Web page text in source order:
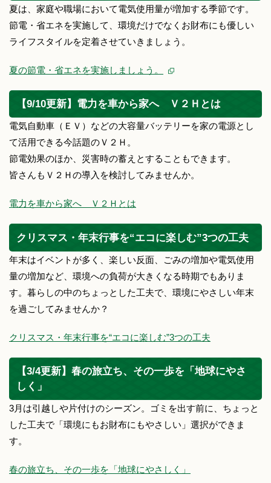
夏は、家庭や職場において電気使用量が増加する季節です。
節電・省エネを実施して、環境だけでなくお財布にも優しい
ライフスタイルを定着させていきましょう。
夏の節電・省エネを実施しましょう。
【9/10更新】電力を車から家へ Ｖ２Ｈとは
電気自動車（ＥＶ）などの大容量バッテリーを家の電源とし
て活用できる今話題のＶ２Ｈ。
節電効果のほか、災害時の蓄えとすることもできます。
皆さんもＶ２Ｈの導入を検討してみませんか。
電力を車から家へ Ｖ２Ｈとは
クリスマス・年末行事を“エコに楽しむ”3つの工夫
年末はイベントが多く、楽しい反面、ごみの増加や電気使用
量の増加など、環境への負荷が大きくなる時期でもありま
す。暮らしの中のちょっとした工夫で、環境にやさしい年末
を過ごしてみませんか？
クリスマス・年末行事を“エコに楽しむ”3つの工夫
【3/4更新】春の旅立ち、その一歩を「地球にやさ
しく」
3月は引越しや片付けのシーズン。ゴミを出す前に、ちょっと
した工夫で「環境にもお財布にもやさしい」選択ができま
す。
春の旅立ち、その一歩を「地球にやさしく」